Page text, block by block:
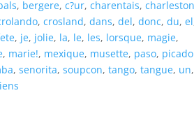
, bergere,c?ur,charentais,charleston
,crosland,dans,del,donc,du,el
, je, jolie, la, le, les, lorsque, magie,
, marie!, mexique, musette, paso,
,senorita,soupcon,tango,tangue, un,